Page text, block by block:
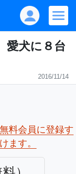
愛犬に８台
2016/11/14
料会員に登録す
ます。